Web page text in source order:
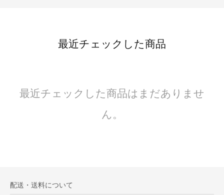
最近チェックした商品
最近チェックした商品はまだありませ
ん。
配送・送料について